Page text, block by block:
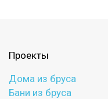
Проекты
Дома из бруса
Бани из бруса